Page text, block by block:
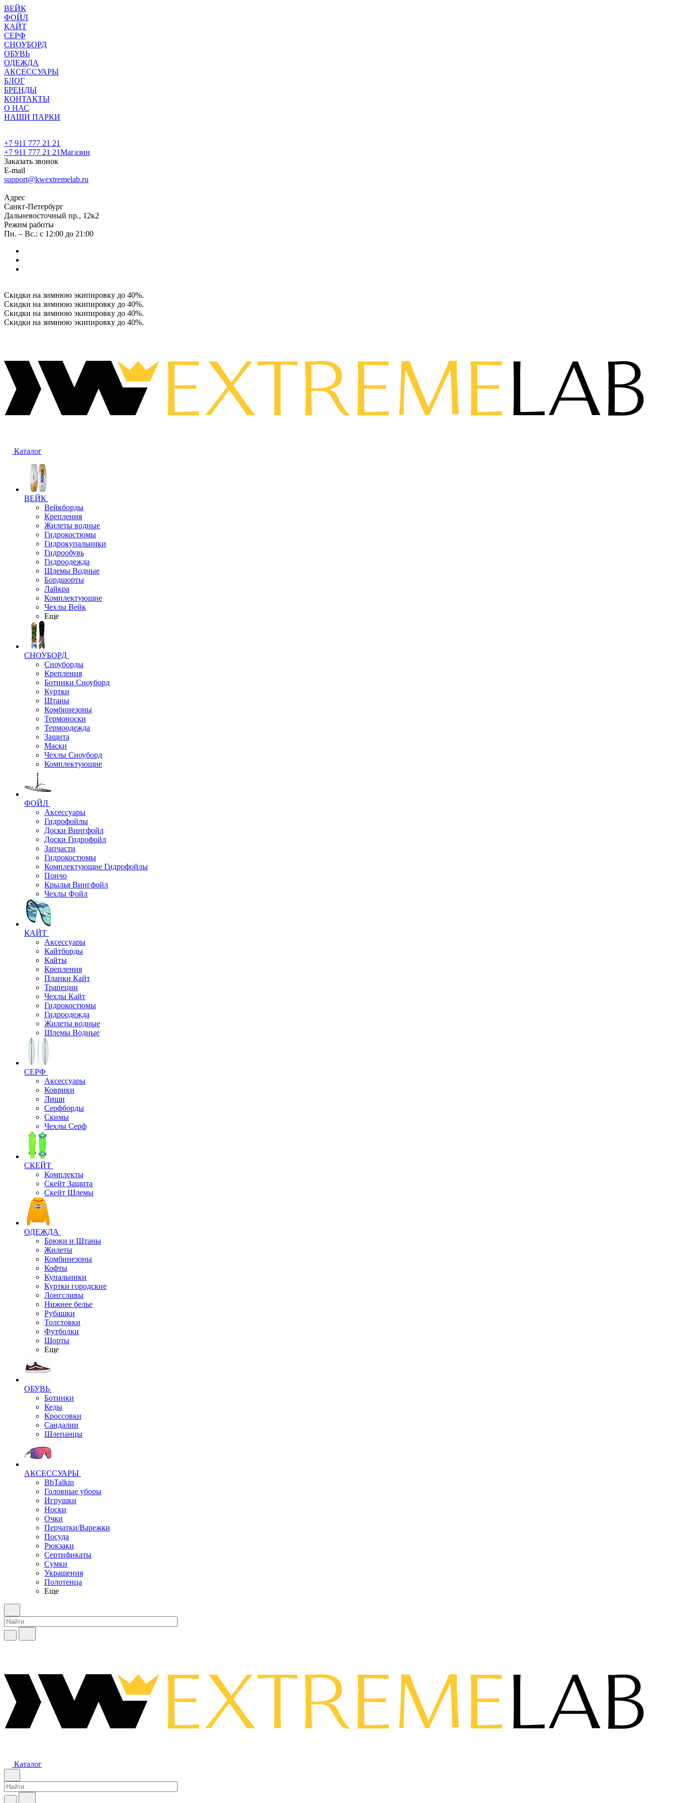
ВЕЙК
ФОЙЛ
КАЙТ
СЕРФ
СНОУБОРД
ОБУВЬ
ОДЕЖДА
АКСЕССУАРЫ
БЛОГ
БРЕНДЫ
КОНТАКТЫ
О НАС
НАШИ ПАРКИ
+7 911 777 21 21
+7 911 777 21 21Магазин
Заказать звонок
E-mail
support@kwextremelab.ru
Адрес
Санкт-Петербург
Дальневосточный пр., 12к2
Режим работы
Пн. – Вс.: с 12:00 до 21:00
Скидки на зимнюю экипировку до 40%.
Скидки на зимнюю экипировку до 40%.
Скидки на зимнюю экипировку до 40%.
Скидки на зимнюю экипировку до 40%.
Каталог
ВЕЙК
Вейкборды
Крепления
Жилеты водные
Гидрокостюмы
Гидрокупальники
Гидрообувь
Гидроодежда
Шлемы Водные
Бордшорты
Лайкра
Комплектующие
Чехлы Вейк
Еще
СНОУБОРД
Сноуборды
Крепления
Ботинки Сноуборд
Куртки
Штаны
Комбинезоны
Термоноски
Термоодежда
Защита
Маски
Чехлы Сноуборд
Комплектующие
ФОЙЛ
Аксессуары
Гидрофойлы
Доски Вингфойл
Доски Гидрофойл
Запчасти
Гидрокостюмы
Комплектующие Гидрофойлы
Пончо
Крылья Вингфойл
Чехлы Фойл
КАЙТ
Аксессуары
Кайтборды
Кайты
Крепления
Планки Кайт
Трапеции
Чехлы Кайт
Гидрокостюмы
Гидроодежда
Жилеты водные
Шлемы Водные
СЕРФ
Аксессуары
Коврики
Лиши
Серфборды
Скимы
Чехлы Cерф
СКЕЙТ
Комплекты
Скейт Защита
Скейт Шлемы
ОДЕЖДА
Брюки и Штаны
Жилеты
Комбинезоны
Кофты
Купальники
Куртки городские
Лонгсливы
Нижнее белье
Рубашки
Толстовки
Футболки
Шорты
Еще
ОБУВЬ
Ботинки
Кеды
Кроссовки
Сандалии
Шлепанцы
АКСЕССУАРЫ
BbTalkin
Головные уборы
Игрушки
Носки
Очки
Перчатки/Варежки
Посуда
Рюкзаки
Сертификаты
Сумки
Украшения
Полотенца
Еще
Каталог